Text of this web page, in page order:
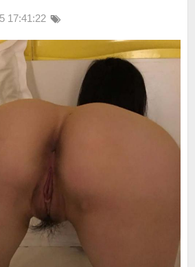
17:41:22